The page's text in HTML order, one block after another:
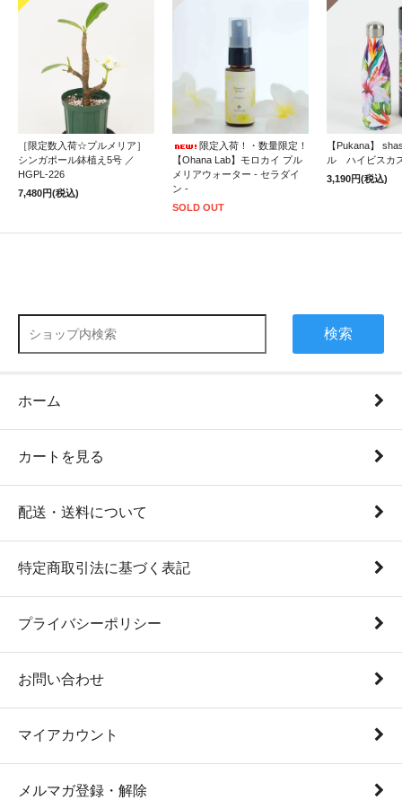
［限定数入荷☆プルメリア］
シンガポール鉢植え5号 ／
HGPL-226
7,480円(税込)
限定入荷！・数量限定！
【Ohana Lab】モロカイ プル
メリアウォーター - セラダイ
ン -
SOLD OUT
【Pukana】
ル ハイビスカ
3,190円(税込)
検索
ホーム
カートを見る
配送・送料について
特定商取引法に基づく表記
プライバシーポリシー
お問い合わせ
マイアカウント
メルマガ登録・解除